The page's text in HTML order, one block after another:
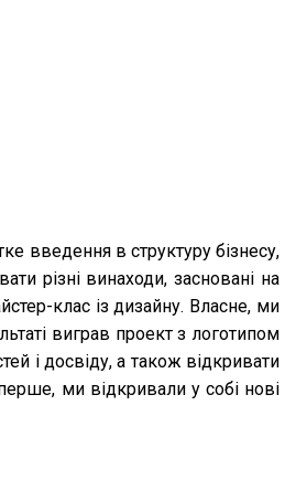
введення в структуру бізнесу,
різні винаходи, засновані на
клас із дизайну. Власне, ми
виграв проект з логотипом
і досвіду, а також відкривати
ми відкривали у собі нові